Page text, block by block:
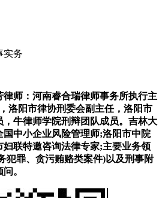
务
师：河南睿合瑞律师事务所执行主
洛阳市律协刑委会副主任，洛阳市
牛律师学院刑辩团队成员。吉林大
中小企业风险管理师;洛阳市中院
妇联特邀咨询法律专家;主要业务领
犯罪、贪污贿赂类案件)以及刑事附
。